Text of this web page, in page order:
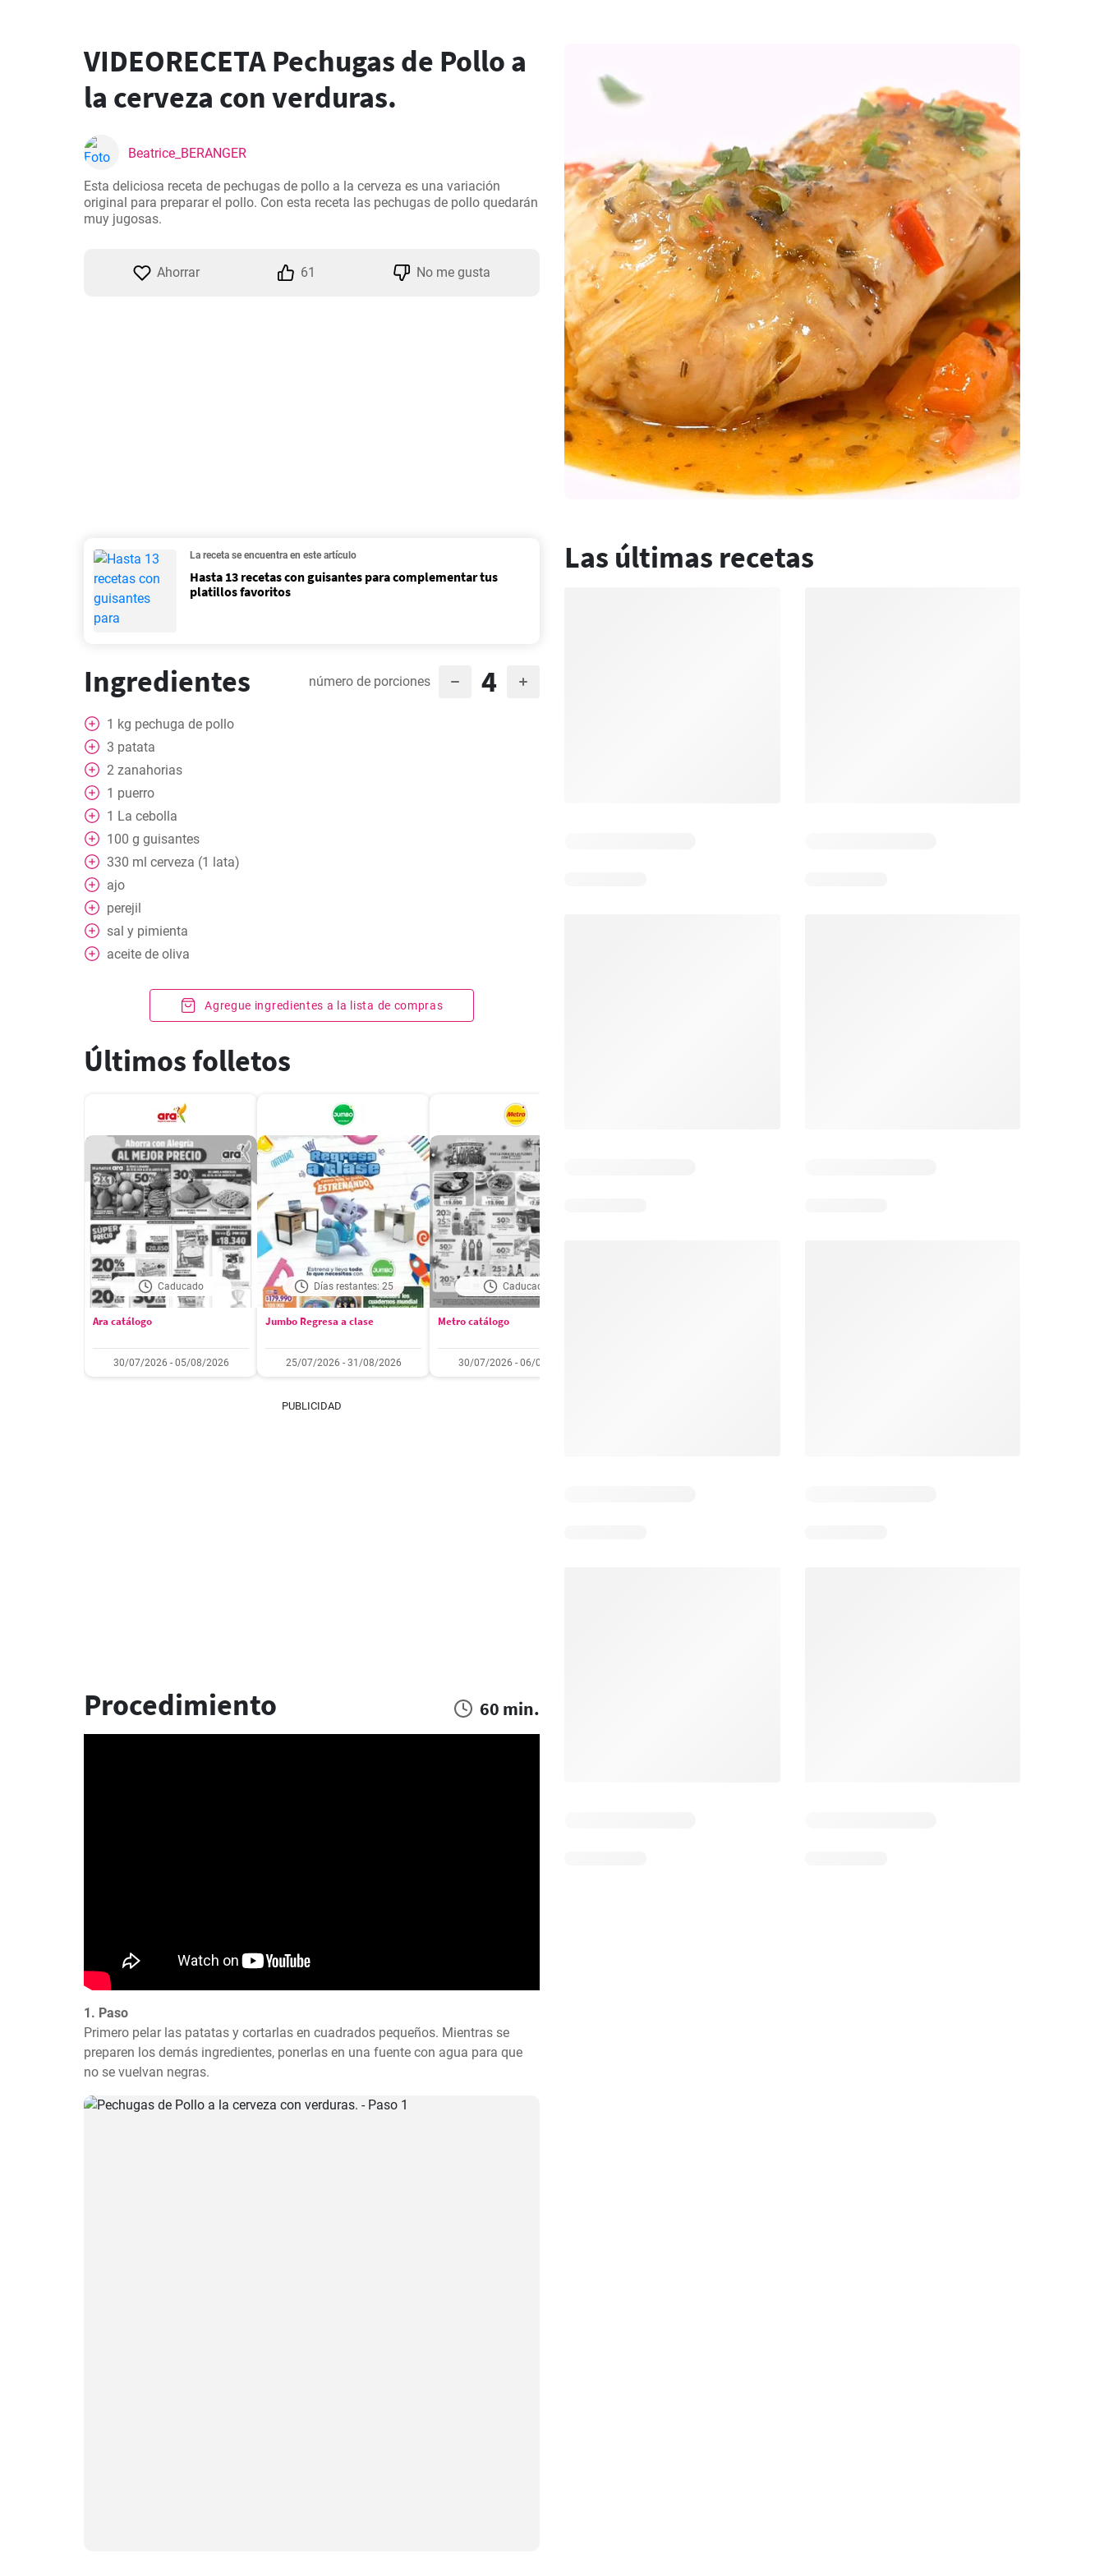
VIDEORECETA Pechugas de Pollo a
la cerveza con verduras.
Beatrice_BERANGER
Esta deliciosa receta de pechugas de pollo a la cerveza es una variación
original para preparar el pollo. Con esta receta las pechugas de pollo quedarán
muy jugosas.
Ahorrar 61 No me gusta
La receta se encuentra en este artículo
Hasta 13 recetas con guisantes para complementar tus
platillos favoritos
Ingredientes número de porciones 4
1 kg pechuga de pollo
3 patata
2 zanahorias
1 puerro
1 La cebolla
100 g guisantes
330 ml cerveza (1 lata)
ajo
perejil
sal y pimienta
aceite de oliva
Agregue ingredientes a la lista de compras
Últimos folletos
Caducado
Ara catálogo
30/07/2026 - 05/08/2026
Días restantes: 25
Jumbo Regresa a clase
25/07/2026 - 31/08/2026
Caducado
Metro catálogo
30/07/2026 - 06/08/2026
PUBLICIDAD
Procedimiento 60 min.
1. Paso
Primero pelar las patatas y cortarlas en cuadrados pequeños. Mientras se
preparen los demás ingredientes, ponerlas en una fuente con agua para que
no se vuelvan negras.
Las últimas recetas